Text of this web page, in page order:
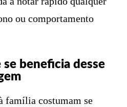
ou comportamento
se beneficia desse
família costumam se